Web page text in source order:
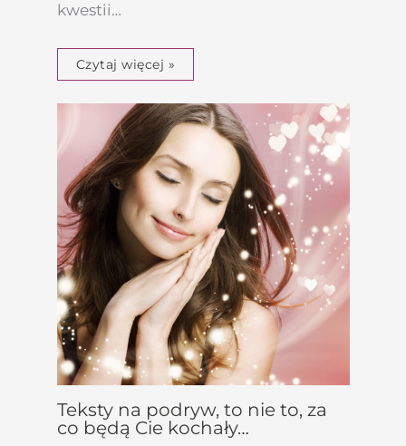
kwestii…
Czytaj więcej »
Teksty na podryw, to nie to, za
co będą Cie kochały…